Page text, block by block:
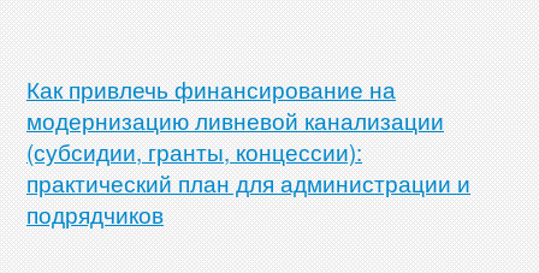
Как привлечь финансирование на
модернизацию ливневой канализации
(субсидии, гранты, концессии):
практический план для администрации и
подрядчиков